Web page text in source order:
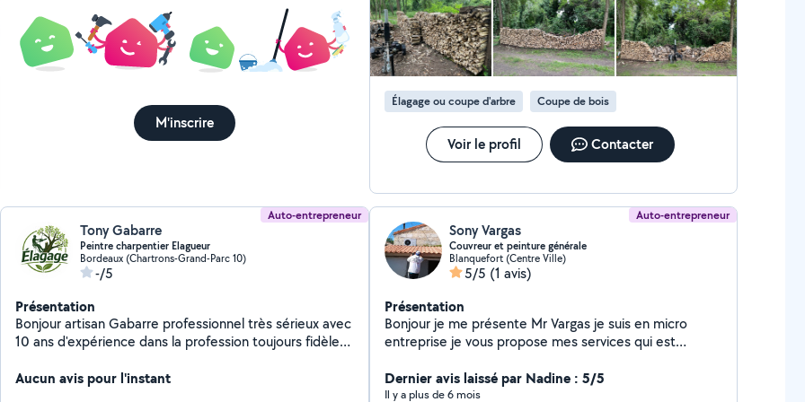
M'inscrire
Élagage ou coupe d'arbre Coupe de bois
Voir le profil Contacter
Auto-entrepreneur
Tony Gabarre
Peintre charpentier Elagueur
Bordeaux (Chartrons-Grand-Parc 10)
-/5
Présentation
Bonjour artisan Gabarre professionnel très sérieux avec
10 ans d'expérience dans la profession toujours fidèle à
Aucun avis pour l'instant
Auto-entrepreneur
Sony Vargas
Couvreur et peinture générale
Blanquefort (Centre Ville)
5/5 (1 avis)
Présentation
Bonjour je me présente Mr Vargas je suis en micro
entreprise je vous propose mes services qui est
pour tout renseignement n'hésitez pas à me contacter
Dernier avis laissé par Nadine : 5/5
Il y a plus de 6 mois